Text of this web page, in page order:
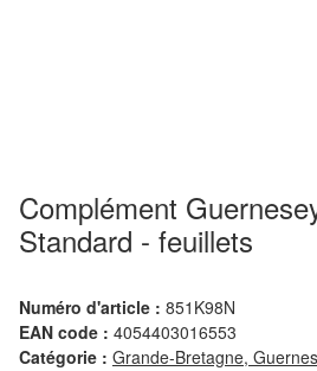
Complément
Standard - feuillets
Numéro d'article : 851K98N
EAN code : 4054403016553
Catégorie : Grande-Bretagne,